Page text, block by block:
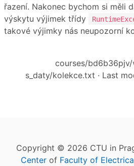
řazení. Nakonec bychom si měli
výskytu výjimek třídy
takové výjimky nás neupozorní
courses/
s_daty/kolekce.txt · Last
Copyright © 2026 CTU in
Center of Faculty of